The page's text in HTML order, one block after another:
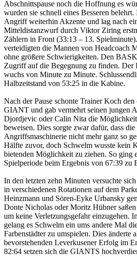
Abschnittspause noch die Hoffnung es
wurden sie schnell eines Besseren
Angriff weiterhin Akzente und lag nach
Mitteldistanzwurf durch Viktor Ziring
Zählern in Front (33:13 – 13.
verteidigten die Mannen von Headcoach
ohne größere Schwierigkeiten. Den
Zugriff auf die Begegnung zu finden.
wuchs von Minute zu Minute.
Halbzeitstand von 53:25 in die Kabine.
Nach der Pause schonte Trainer Koch den
GIANT und gab vermehrt seinen jungen
Djordjevic oder Calin Nita die
beweisen. Dies sorgte zwar dafür, dass
Angriffsmaschinerie nicht mehr ganz so
Hälfte zuvor, doch Schwelm wusste kein
bietenden Möglichkeit zu ziehen. So ging
Spielperiode beim Ergebnis von 67:39 zu
In den letzten zehn Minuten versuchte
in verschiedenen Rotationen auf dem
Heinzmann und Sören-Eyke Urbansky
Donte Nicholas oder Moritz Hübner
um keine Verletzungsgefahr einzugehen.
gelang es Schwelm ein ums andere Mal
Farbenstädter zu umspielen. Dies änderte
bevorstehenden Leverkusener Erfolg im
82:64 setzen sich die GIANTS